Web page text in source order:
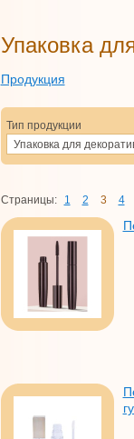
Упаковка
Продукция
Тип продукции
Упаковка для
Страницы: 1 2 3 4